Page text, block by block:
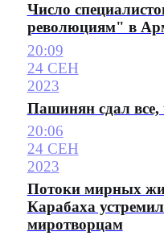
Число
революциям" в
20:09
24 СЕН
2023
Пашинян сдал все,
20:06
24 СЕН
2023
Потоки мирных
Карабаха
миротворцам